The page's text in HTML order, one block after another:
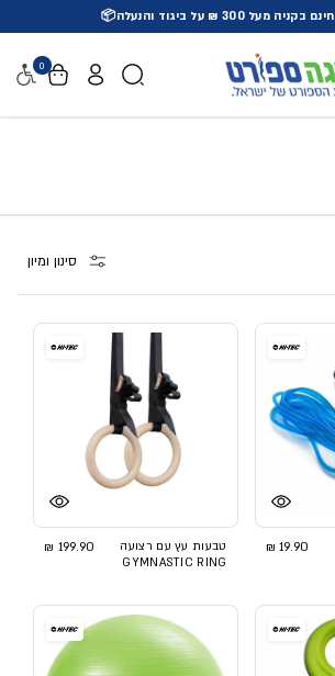
מעל 300 ₪ על ביגוד והנעלה📦
0
סינון ומיון
19.90 ₪
טבעות עץ עם רצועה
GYMNASTIC RING
199.90 ₪